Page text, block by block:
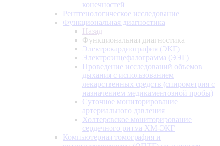
конечностей
Рентгенологическое исследование
Функциональная диагностика
Назад
Функциональная диагностика
Электрокардиография (ЭКГ)
Электроэнцефалограмма (ЭЭГ)
Проведение исследований объемов
дыхания с использованием
лекарственных средств (спирометрия с
назначением медикаментозной пробы)
Суточное мониторирование
артериального давления
Холтеровское мониторирование
сердечного ритма ХМ-ЭКГ
Компьютерная томография и